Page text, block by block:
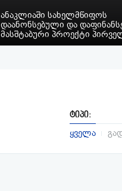
ანაკლიაში სახელმწიფოს
დაანონსებული და
მასშტაბური პროექტი
ტიპი:
ყველა